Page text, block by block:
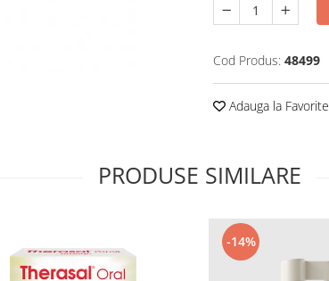
Cod Produs: 48499
Adauga la Favorite
PRODUSE SIMILARE
-14%